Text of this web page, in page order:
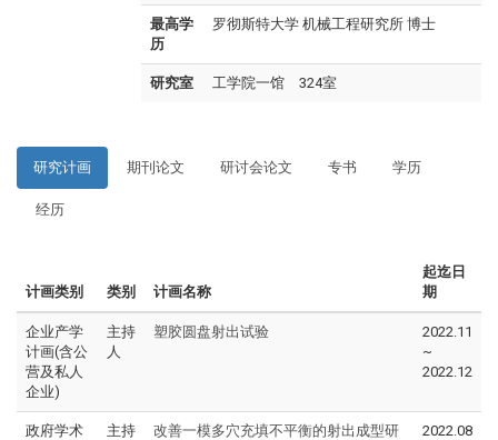
最高学
历
罗彻斯特大学 机械工程研究所 博士
研究室 工学院一馆 324室
研究计画 期刊论文 研讨会论文 专书 学历
经历
计画类别 类别 计画名称
起迄日
期
企业产学
计画(含公
营及私人
企业)
主持
人
塑胶圆盘射出试验
2022.11
~
2022.12
政府学术
主持
改善一模多穴充填不平衡的射出成型研
2022.08